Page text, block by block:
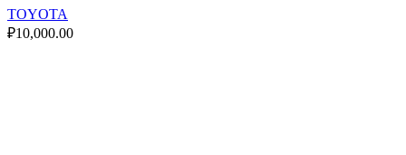
TOYOTA
₽10,000.00